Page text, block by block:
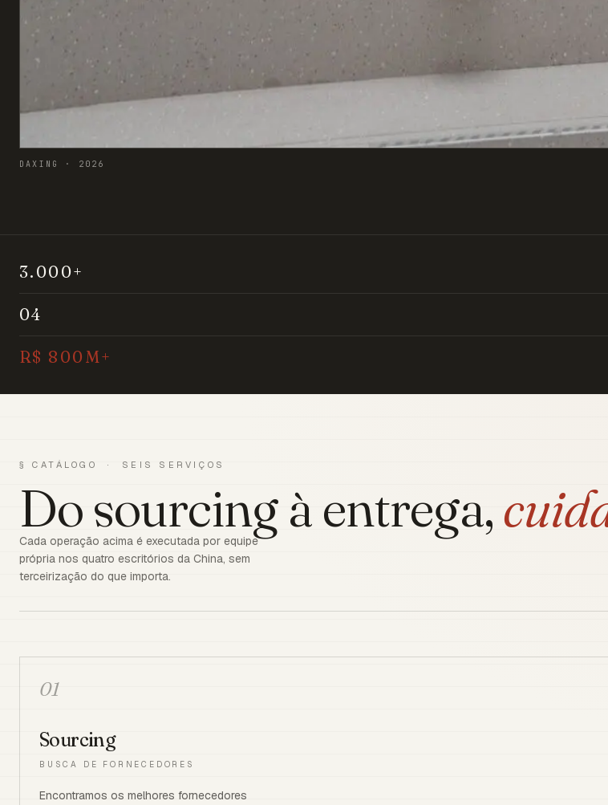
DAXING · 2026
3.000+
04
R$ 800M+
§ CATÁLOGO · SEIS SERVIÇOS
Do sourcing à entrega,
Cada operação acima é executada por equipe
própria nos quatro escritórios da China, sem
terceirização do que importa.
01
Sourcing
BUSCA DE FORNECEDORES
Encontramos os melhores fornecedores